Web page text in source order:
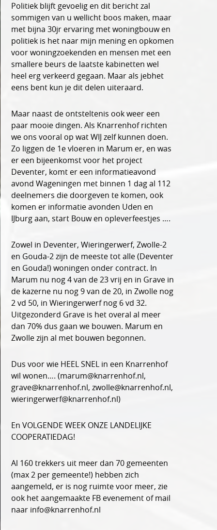
Politiek blijft gevoelig en dit bericht zal
sommigen van u wellicht boos maken, maar
met bijna 30jr ervaring met woningbouw en
politiek is het naar mijn mening en opkomen
voor woningzoekenden en mensen met een
smallere beurs de laatste kabinetten wel
heel erg verkeerd gegaan. Maar als jebhet
eens bent kun je dit delen uiteraard.
Maar naast de ontsteltenis ook weer een
paar mooie dingen. Als Knarrenhof richten
we ons vooral op wat WIJ zelf kunnen doen.
Zo liggen de 1e vloeren in Marum er, en was
er een bijeenkomst voor het project
Deventer, komt er een informatieavond
avond Wageningen met binnen 1 dag al 112
deelnemers die doorgeven te komen, ook
komen er informatie avonden Uden en
IJburg aan, start Bouw en opleverfeestjes ….
Zowel in Deventer, Wieringerwerf, Zwolle-2
en Gouda-2 zijn de meeste tot alle (Deventer
en Gouda!) woningen onder contract. In
Marum nu nog 4 van de 23 vrij en in Grave in
de kazerne nu nog 9 van de 20, in Zwolle nog
2 vd 50, in Wieringerwerf nog 6 vd 32.
Uitgezonderd Grave is het overal al meer
dan 70% dus gaan we bouwen. Marum en
Zwolle zijn al met bouwen begonnen.
Dus voor wie HEEL SNEL in een Knarrenhof
wil wonen…. (marum@knarrenhof.nl,
grave@knarrenhof.nl, zwolle@knarrenhof.nl,
wieringerwerf@knarrenhof.nl)
En VOLGENDE WEEK ONZE LANDELIJKE
COOPERATIEDAG!
Al 160 trekkers uit meer dan 70 gemeenten
(max 2 per gemeente!) hebben zich
aangemeld, er is nog ruimte voor meer, zie
ook het aangemaakte FB evenement of mail
naar info@knarrenhof.nl